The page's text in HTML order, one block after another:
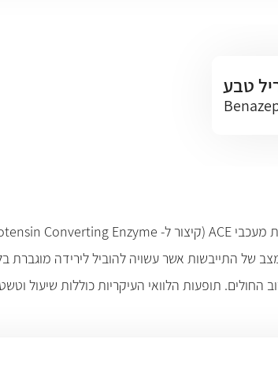
טבע
של התייבשות אשר עשויה להוביל לירידה
תופעות הלוואי העיקריות כוללות שיעול